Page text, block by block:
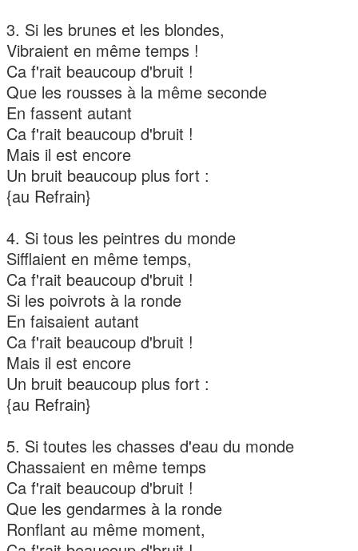
3. Si les brunes et les blondes,
Vibraient en même temps !
Ca f'rait beaucoup d'bruit !
Que les rousses à la même seconde
En fassent autant
Ca f'rait beaucoup d'bruit !
Mais il est encore
Un bruit beaucoup plus fort :
{au Refrain}
4. Si tous les peintres du monde
Sifflaient en même temps,
Ca f'rait beaucoup d'bruit !
Si les poivrots à la ronde
En faisaient autant
Ca f'rait beaucoup d'bruit !
Mais il est encore
Un bruit beaucoup plus fort :
{au Refrain}
5. Si toutes les chasses d'eau du monde
Chassaient en même temps
Ca f'rait beaucoup d'bruit !
Que les gendarmes à la ronde
Ronflant au même moment,